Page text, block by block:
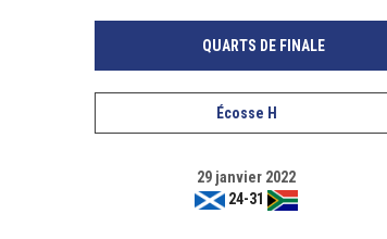
QUARTS DE FINALE
Écosse H
29 janvier 2022
24-31